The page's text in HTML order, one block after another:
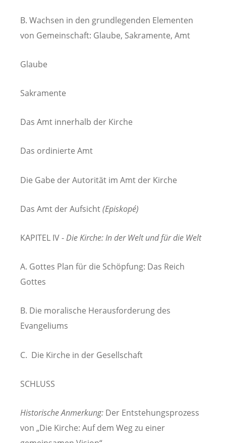
B. Wachsen in den grundlegenden Elementen
von Gemeinschaft: Glaube, Sakramente, Amt
Glaube
Sakramente
Das Amt innerhalb der Kirche
Das ordinierte Amt
Die Gabe der Autorität im Amt der Kirche
Das Amt der Aufsicht(Episkopé)
KAPITEL IV -Die Kirche: In der Welt und für die Welt
A. Gottes Plan für die Schöpfung: Das Reich
Gottes
B. Die moralische Herausforderung des
Evangeliums
C. Die Kirche in der Gesellschaft
SCHLUSS
Historische Anmerkung: Der Entstehungsprozess
von „Die Kirche: Auf dem Weg zu einer